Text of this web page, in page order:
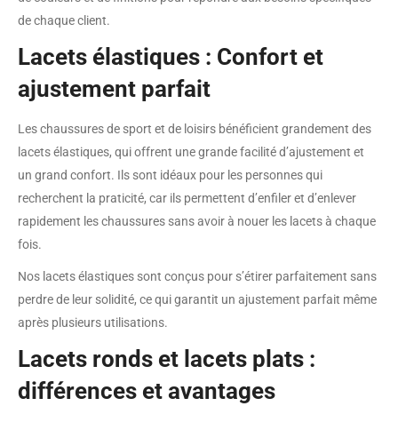
de chaque client.
Lacets élastiques : Confort et
ajustement parfait
Les chaussures de sport et de loisirs bénéficient grandement des
lacets élastiques, qui offrent une grande facilité d’ajustement et
un grand confort. Ils sont idéaux pour les personnes qui
recherchent la praticité, car ils permettent d’enfiler et d’enlever
rapidement les chaussures sans avoir à nouer les lacets à chaque
fois.
Nos lacets élastiques sont conçus pour s’étirer parfaitement sans
perdre de leur solidité, ce qui garantit un ajustement parfait même
après plusieurs utilisations.
Lacets ronds et lacets plats :
différences et avantages